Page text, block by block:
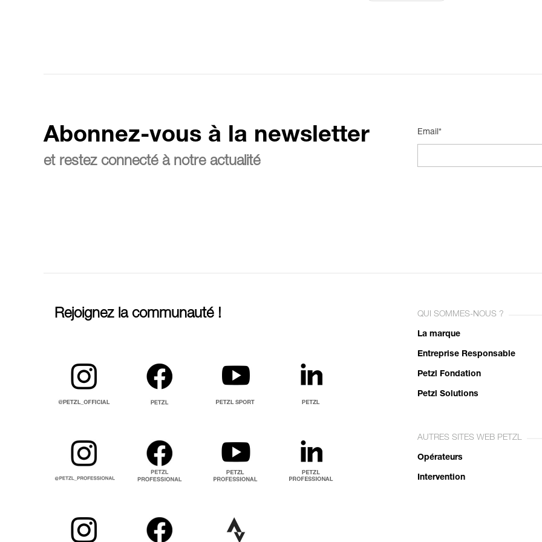
Abonnez-vous à la newsletter
et restez connecté à notre actualité
Email*
Rejoignez la communauté ! QUI SOMMES-NOUS ?
La marque
Entreprise Responsable
Petzl Fondation
Petzl Solutions
AUTRES SITES WEB PETZL
Opérateurs
Intervention